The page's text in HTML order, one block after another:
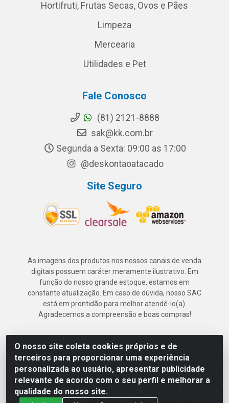
O nosso site coleta cookies próprios e de
terceiros para proporcionar uma experiência
personalizada ao usuário, apresentar publicidade
relevante de acordo com o seu perfil e melhorar a
qualidade do nosso site.
Hortifruti, Frutas Secas, Ovos e Pães
Limpeza
Mercearia
Utilidades e Pet
Fale Conosco
(81) 2121-8888
sak@kk.com.br
Segunda a Sexta: 09:00 as 17:00
@deskontaoatacado
Site Seguro
As imagens dos produtos nos nossos canais de venda
digitais possuem caráter meramente ilustrativo. Em
função do nosso grande estoque, estamos em
constante atualização. Em caso de dúvida, nosso SAC
está em prontidão para melhor atendê-lo(a).
Agradecemos a compreensão e boas compras!
Deskontão Atacado - Av. Marechal Mascarenhas de Morais, 2471 -
Imbiribeira - Recife/PE - CEP 51.150-001 - CNPJ 24.150.377/0003-
57